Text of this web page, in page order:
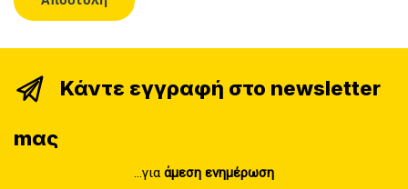
Κάντε εγγραφή στο newsletter
mας
...για άμεση ενημέρωση